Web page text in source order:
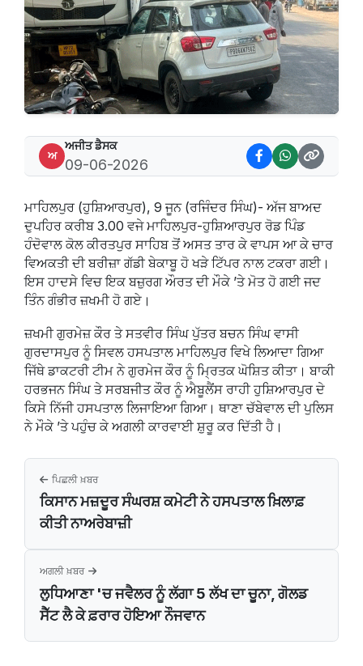
ਅ
ਅਜੀਤ ਡੈਸਕ
09-06-2026
ਮਾਹਿਲਪੁਰ (ਹੁਸ਼ਿਆਰਪੁਰ), 9 ਜੂਨ (ਰਜਿੰਦਰ ਸਿੰਘ)- ਅੱਜ ਬਾਅਦ
ਦੁਪਹਿਰ ਕਰੀਬ 3.00 ਵਜੇ ਮਾਹਿਲਪੁਰ-ਹੁਸ਼ਿਆਰਪੁਰ ਰੋਡ ਪਿੰਡ
ਹੰਦੋਵਾਲ ਕੋਲ ਕੀਰਤਪੁਰ ਸਾਹਿਬ ਤੋਂ ਅਸਤ ਤਾਰ ਕੇ ਵਾਪਸ ਆ ਕੇ ਚਾਰ
ਵਿਅਕਤੀ ਦੀ ਬਰੀਜ਼ਾ ਗੱਡੀ ਬੇਕਾਬੂ ਹੋ ਖੜੇ ਟਿੱਪਰ ਨਾਲ ਟਕਰਾ ਗਈ।
ਇਸ ਹਾਦਸੇ ਵਿਚ ਇਕ ਬਜ਼ੁਰਗ ਔਰਤ ਦੀ ਮੌਕੇ ’ਤੇ ਮੋਤ ਹੋ ਗਈ ਜਦ
ਤਿੰਨ ਗੰਭੀਰ ਜ਼ਖਮੀ ਹੋ ਗਏ।
ਜ਼ਖਮੀ ਗੁਰਮੇਜ਼ ਕੌਰ ਤੇ ਸਤਵੀਰ ਸਿੰਘ ਪੁੱਤਰ ਬਚਨ ਸਿੰਘ ਵਾਸੀ
ਗੁਰਦਾਸਪੁਰ ਨੂੰ ਸਿਵਲ ਹਸਪਤਾਲ ਮਾਹਿਲਪੁਰ ਵਿਖੇ ਲਿਆਦਾ ਗਿਆ
ਜਿੱਥੇ ਡਾਕਟਰੀ ਟੀਮ ਨੇ ਗੁਰਮੇਜ ਕੌਰ ਨੂੰ ਮਿ੍ਰਤਕ ਘੋਸ਼ਿਤ ਕੀਤਾ। ਬਾਕੀ
ਹਰਭਜਨ ਸਿੰਘ ਤੇ ਸਰਬਜੀਤ ਕੌਰ ਨੂੰ ਐਬੂਲੈਂਸ ਰਾਹੀ ਹੁਸ਼ਿਆਰਪੁਰ ਦੇ
ਕਿਸੇ ਨਿੱਜੀ ਹਸਪਤਾਲ ਲਿਜਾਇਆ ਗਿਆ। ਥਾਣਾ ਚੱਬੇਵਾਲ ਦੀ ਪੁਲਿਸ
ਨੇ ਮੌਕੇ ’ਤੇ ਪਹੁੰਚ ਕੇ ਅਗਲੀ ਕਾਰਵਾਈ ਸ਼ੁਰੂ ਕਰ ਦਿੱਤੀ ਹੈ।
ਪਿਛਲੀ ਖ਼ਬਰ
ਕਿਸਾਨ ਮਜ਼ਦੂਰ ਸੰਘਰਸ਼ ਕਮੇਟੀ ਨੇ ਹਸਪਤਾਲ ਖ਼ਿਲਾਫ਼
ਕੀਤੀ ਨਾਅਰੇਬਾਜ਼ੀ
ਅਗਲੀ ਖ਼ਬਰ
ਲੁਧਿਆਣਾ 'ਚ ਜਵੈਲਰ ਨੂੰ ਲੱਗਾ 5 ਲੱਖ ਦਾ ਚੂਨਾ, ਗੋਲਡ
ਸੈੱਟ ਲੈ ਕੇ ਫ਼ਰਾਰ ਹੋਇਆ ਨੌਜਵਾਨ